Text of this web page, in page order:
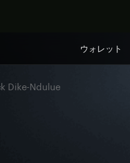
ウォレット
Dike-Ndulue